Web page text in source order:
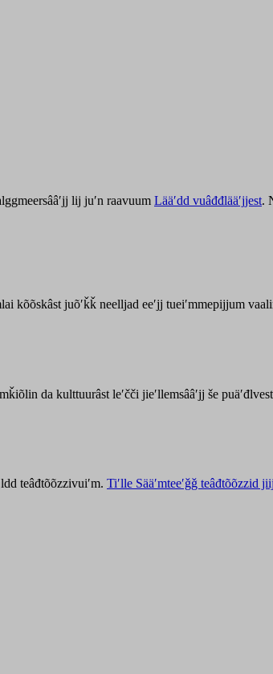
lij juʹn raavuum Lääʹdd vuâđđlääʹjjest.
kõõskâst juõʹǩǩ neelljad eeʹjj tueiʹmmepijjum
da kulttuurâst leʹčči jieʹllemsââʹjj še
teâđtõõzzivuiʹm. Tiʹlle Sääʹmteeʹǧǧ teâđtõõzzid